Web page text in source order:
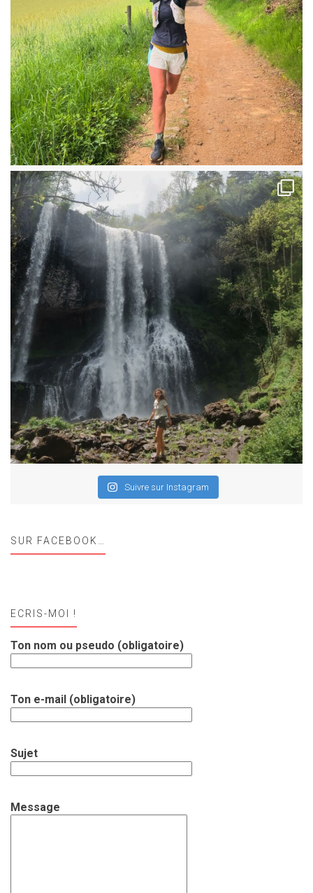
Suivre sur Instagram
SUR FACEBOOK…
ECRIS-MOI !
Ton nom ou pseudo (obligatoire)
Ton e-mail (obligatoire)
Sujet
Message